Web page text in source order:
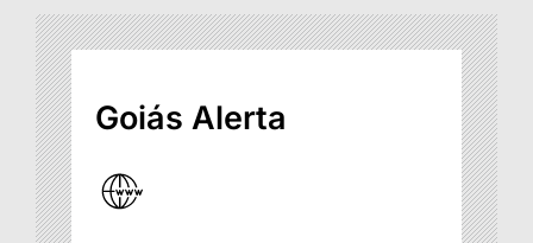
Goiás Alerta